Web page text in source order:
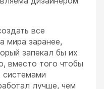
все
мира заранее,
запекал бы их
вместо того чтобы
системами
лучше, чем